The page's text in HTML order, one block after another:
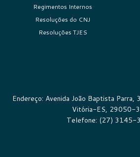
Regimentos Internos
Resoluções do CNJ
Resoluções TJES
Endereço: Avenida João Baptista Parra,
Vitória-ES, 29050-
Telefone: (27) 3145-